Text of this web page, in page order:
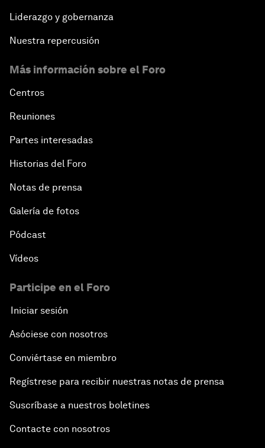
Liderazgo y gobernanza
Nuestra repercusión
Más información sobre el Foro
Centros
Reuniones
Partes interesadas
Historias del Foro
Notas de prensa
Galería de fotos
Pódcast
Vídeos
Participe en el Foro
Iniciar sesión
Asóciese con nosotros
Conviértase en miembro
Regístrese para recibir nuestras notas de prensa
Suscríbase a nuestros boletines
Contacte con nosotros